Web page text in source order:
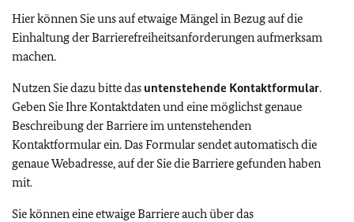
Hier können Sie uns auf etwaige Mängel in Bezug auf die
Einhaltung der Barrierefreiheitsanforderungen aufmerksam
machen.
Nutzen Sie dazu bitte das untenstehende Kontaktformular.
Geben Sie Ihre Kontaktdaten und eine möglichst genaue
Beschreibung der Barriere im untenstehenden
Kontaktformular ein. Das Formular sendet automatisch die
genaue Webadresse, auf der Sie die Barriere gefunden haben
mit.
Sie können eine etwaige Barriere auch über das